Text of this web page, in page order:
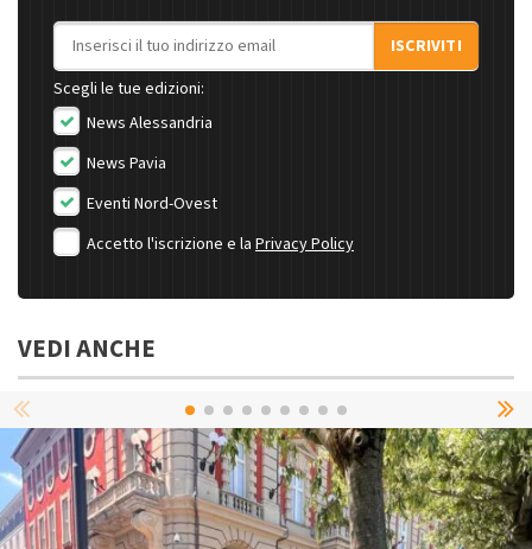
Indirizzo email
ISCRIVITI
Scegli le tue edizioni:
News Alessandria
News Pavia
Eventi Nord-Ovest
Accetto l'iscrizione e la Privacy Policy
VEDI ANCHE